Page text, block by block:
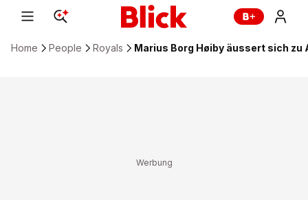
Home People Royals Marius Borg Høiby äussert sich zu